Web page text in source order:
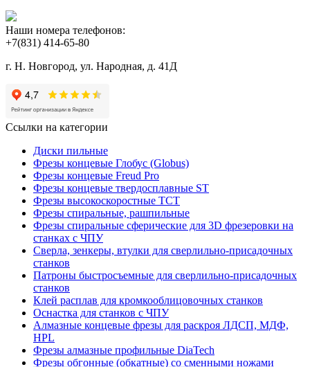
Наши номера телефонов:
+7(831) 414-65-80
г. Н. Новгород, ул. Народная, д. 41Д
Ссылки на категории
Диски пильные
Фрезы концевые Глобус (Globus)
Фрезы концевые Freud Pro
Фрезы концевые твердосплавные ST
Фрезы высокоскоростные ТСТ
Фрезы спиральные, рашпильные
Фрезы спиральные сферические для 3D фрезеровки на
станках с ЧПУ
Сверла, зенкеры, втулки для сверлильно-присадочных
станков
Патроны быстросъемные для сверлильно-присадочных
станков
Клей расплав для кромкооблицовочных станков
Оснастка для станков с ЧПУ
Алмазные концевые фрезы для раскроя ЛДСП, МДФ,
HPL
Фрезы алмазные профильные DiaTech
Фрезы обгонные (обкатные) со сменными ножами